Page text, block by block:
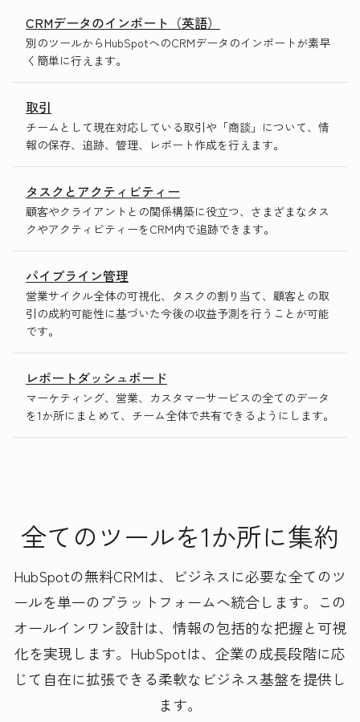
CRMデータのインポート（英語）
別のツールからHubSpotへのCRMデータのインポートが素早
く簡単に行えます。
取引
チームとして現在対応している取引や「商談」について、情
報の保存、追跡、管理、レポート作成を行えます。
タスクとアクティビティー
顧客やクライアントとの関係構築に役立つ、さまざまなタス
クやアクティビティーをCRM内で追跡できます。
パイプライン管理
営業サイクル全体の可視化、タスクの割り当て、顧客との取
引の成約可能性に基づいた今後の収益予測を行うことが可能
です。
レポートダッシュボード
マーケティング、営業、カスタマーサービスの全てのデータ
を1か所にまとめて、チーム全体で共有できるようにします。
全てのツールを1か所に集約
HubSpotの無料CRMは、ビジネスに必要な全てのツ
ールを単一のプラットフォームへ統合します。この
オールインワン設計は、情報の包括的な把握と可視
化を実現します。HubSpotは、企業の成長段階に応
じて自在に拡張できる柔軟なビジネス基盤を提供し
ます。